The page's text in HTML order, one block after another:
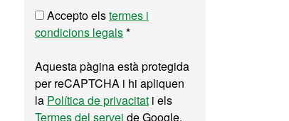
Accepto elstermes i
condicions legals*
Aquesta pàgina està protegida
per reCAPTCHA i hi apliquen
la Política de privacitat i els
Termes del servei de Google.